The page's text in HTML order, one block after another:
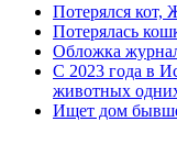
Потерялся кот,
Потерялась
Обложка
С 2023 года в
животных
Ищет дом